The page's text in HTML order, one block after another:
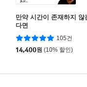
만약 시간이 존재하지 않
다면
105건
14,400원 (10% 할인)